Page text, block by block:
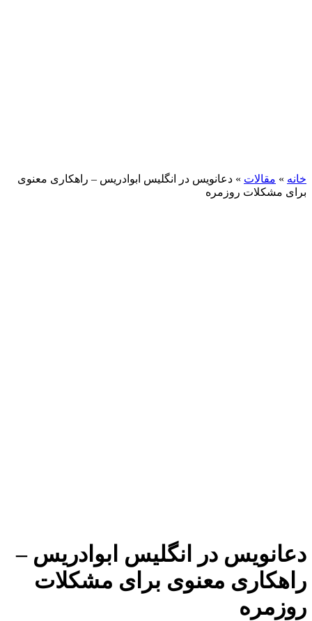
خانه » مقالات » دعانویس در انگلیس ابوادریس – راهکاری معنوی
برای مشکلات روزمره
دعانویس در انگلیس ابوادریس –
راهکاری معنوی برای مشکلات
روزمره